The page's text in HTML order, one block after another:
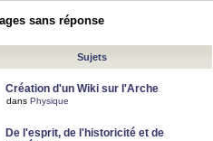
sans réponse
Sujets
Création d'un Wiki sur l'Arche
dans Physique
De l'esprit, de l'historicité et de